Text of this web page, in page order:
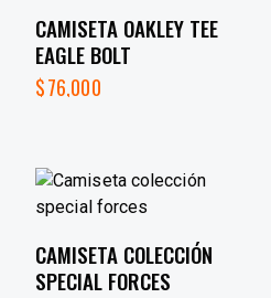
CAMISETA OAKLEY TEE
EAGLE BOLT
$76,000
CAMISETA COLECCIÓN
SPECIAL FORCES